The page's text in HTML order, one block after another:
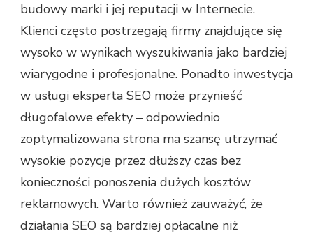
budowy marki i jej reputacji w Internecie.
Klienci często postrzegają firmy znajdujące się
wysoko w wynikach wyszukiwania jako bardziej
wiarygodne i profesjonalne. Ponadto inwestycja
w usługi eksperta SEO może przynieść
długofalowe efekty – odpowiednio
zoptymalizowana strona ma szansę utrzymać
wysokie pozycje przez dłuższy czas bez
konieczności ponoszenia dużych kosztów
reklamowych. Warto również zauważyć, że
działania SEO są bardziej opłacalne niż